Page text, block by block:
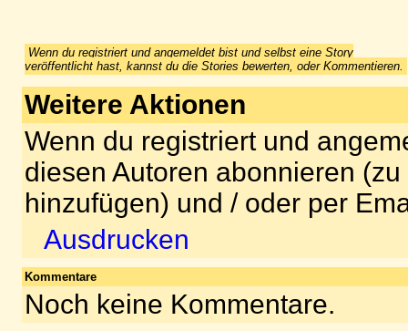
Wenn du registriert und angemeldet bist und selbst eine Story
veröffentlicht hast, kannst du die Stories bewerten, oder Kommentieren.
Weitere Aktionen
Wenn du registriert und
diesen Autoren abonnieren
hinzufügen) und / oder per
Ausdrucken
Kommentare
Noch keine Kommentare.